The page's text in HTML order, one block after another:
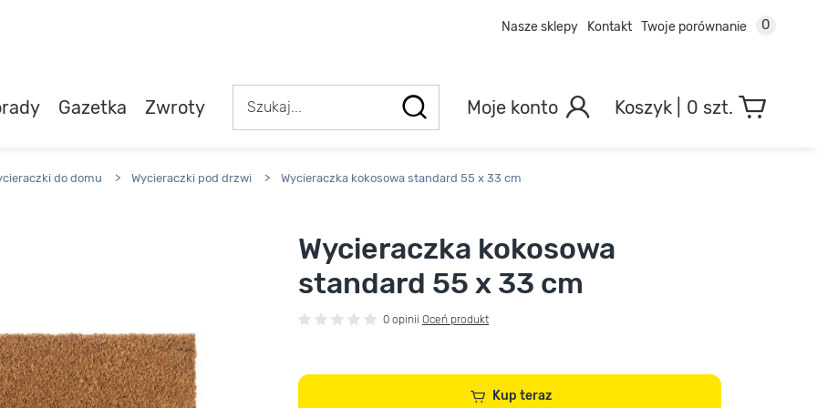
Nasze sklepy Kontakt Twoje porównanie 0
Gazetka Zwroty Moje konto 0 szt.
do domu > Wycieraczki pod drzwi > Wycieraczka kokosowa standard 55 x 33 cm
Wycieraczka kokosowa
standard 55 x 33 cm
0 opinii Oceń produkt
Kup teraz